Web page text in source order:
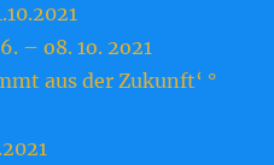
– o8. 1o. 2o21
aus der Zukunft‘ °